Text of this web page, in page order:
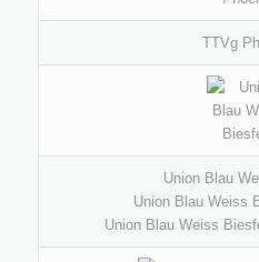
TTVg
Union Blau
Union Blau Weiss
Union Blau Weiss